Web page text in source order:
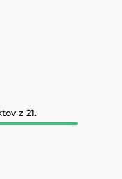
z 21.